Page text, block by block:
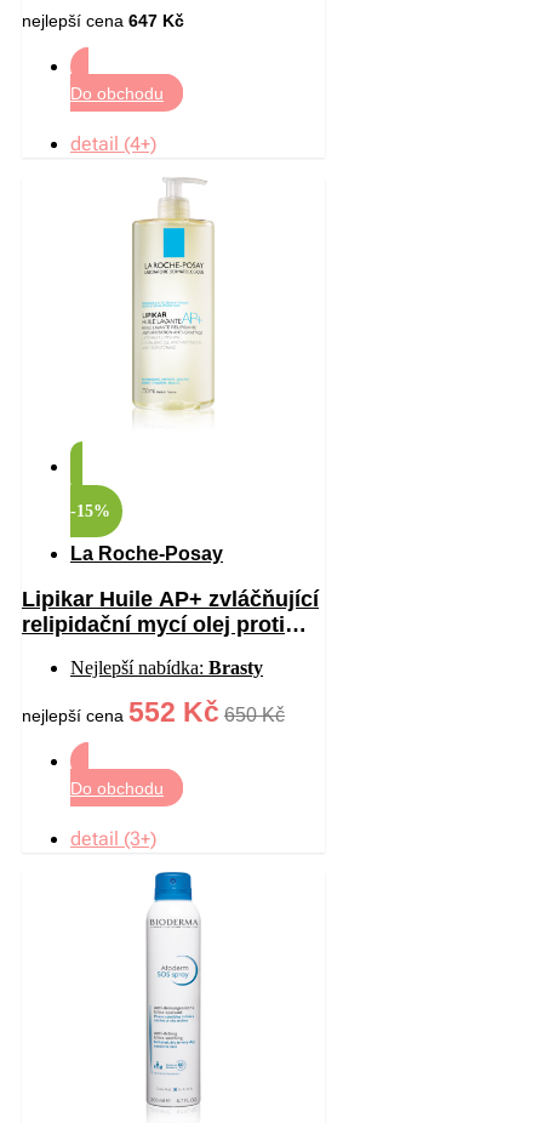
nejlepší cena 647 Kč
Do obchodu
detail (4+)
-15%
La Roche-Posay
Lipikar Huile AP+ zvláčňující
relipidační mycí olej proti
Nejlepší nabídka: Brasty
nejlepší cena 552 Kč 650 Kč
Do obchodu
detail (3+)